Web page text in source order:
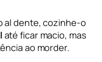
al dente, cozinhe-o
até ficar macio, mas
ao morder.